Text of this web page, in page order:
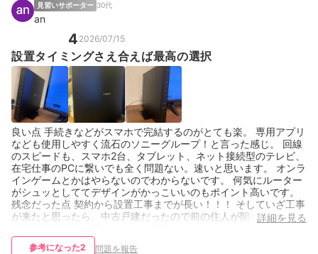
見習いサポーター 30代
an
4 2026/07/15
設置タイミングさえ合えば最高の選択
良い点 手続きなどがスマホで完結するのがとても楽。 専用アプリ
なども使用しやすく流石のソニーグループ！と言った感じ。 回線
のスピードも、スマホ2台、タブレット、ネット接続型のテレビ、
在宅仕事のPCに繋いでも全く問題ない。速いと思います。 オンラ
インゲームとかはやらないのでわからないです。 何気にルーター
がシュッとしててデザインがかっこいいのもポイント高いです。
残念だった点 契約から設置工事までが長い！！！ そしていざ工事
が来たと思ったら、中古戸建だったので前の住人が開通した回線
いな感じで、あっさり終了。 ネットがない間、在宅勤務もできず
詳細を見る
参考になった2 問題を報告